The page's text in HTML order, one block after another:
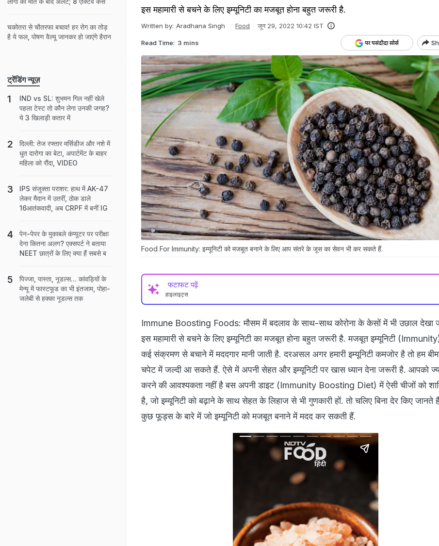
इस महामारी से बचने के लिए इम्यूनिटी का मजबूत होना बहुत जरूरी है.
Written by: Aradhana Singh Food जून 29, 2022 10:42 IST
Read Time: 3 mins
Food For Immunity: इम्यूनिटी को मजबूत बनाने के लिए आप संतरे के जूस का सेवन भी कर सकते हैं.
फटाफट पढ़ें
हाइलाइट्स
Immune Boosting Foods: मौसम में बदलाव के साथ-साथ कोरोना के केसों में भी उछाल देखा
इस महामारी से बचने के लिए इम्यूनिटी का मजबूत होना बहुत जरूरी है. मजबूत इम्यूनिटी
कई संक्रमण से बचाने में मददगार मानी जाती है. दरअसल अगर हमारी इम्यूनिटी कमजोर है तो हम
चपेट में जल्दी आ सकते हैं. ऐसे में अपनी सेहत और इम्यूनिटी पर खास ध्यान देना जरूरी है. आपको
करने की आवश्यकता नहीं है बस अपनी डाइट (Immunity Boosting Diet) में ऐसी चीजों को
है, जो इम्यूनिटी को बढ़ाने के साथ सेहत के लिहाज से भी गुणकारी हों. तो चलिए बिना देर किए जानते
कुछ फूड्स के बारे में जो इम्यूनिटी को मजबूत बनाने में मदद कर सकती हैं.
चकोतरा से चौतरफा बचाव! हर रोग का तोड़
है ये फल, पोषण वैल्यू जानकर हो जाएंगे हैरान
ट्रेंडिंग न्यूज़
IND vs SL: शुभमन गिल नहीं खेले
पहला टेस्ट तो कौन लेगा उनकी जगह?
ये 3 खिलाड़ी कतार में
दिल्ली: तेज रफ्तार मर्सिडीज और नशे में
धुत दारोगा का बेटा, अपार्टमेंट के बाहर
महिला को रौंदा, VIDEO
IPS संजुक्ता पराशर: हाथ में AK-47
लेकर मैदान में उतरीं, ठोक डाले
16आतंकवादी, अब CRPF में बनीं IG
पेन-पेपर के मुकाबले कंप्यूटर पर परीक्षा
देना कितना अलग? एक्सपर्ट ने बताया
NEET छात्रों के लिए क्या हैं सबसे ब
पिज्जा, पास्ता, नूडल्स... कांवड़ियों के
मेन्यू में फास्टफूड का भी इंतजाम, पोहा-
जलेबी से हक्का नूडल्स तक